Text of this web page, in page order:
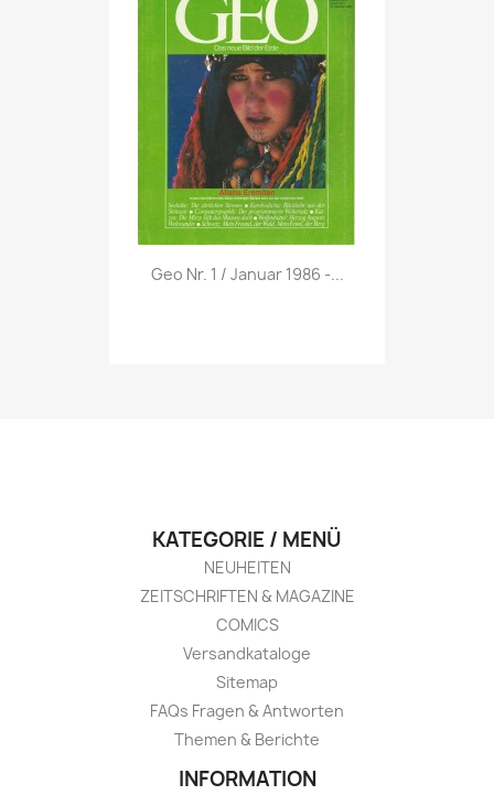
 Vorschau
Geo Nr. 1 / Januar 1986 -...
KATEGORIE / MENÜ
NEUHEITEN
ZEITSCHRIFTEN & MAGAZINE
COMICS
Versandkataloge
Sitemap
FAQs Fragen & Antworten
Themen & Berichte
INFORMATION